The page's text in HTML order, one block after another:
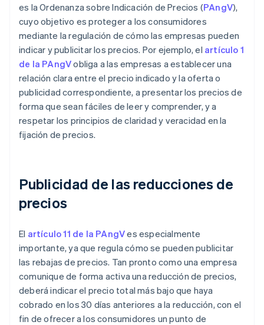
es la Ordenanza sobre Indicación de Precios (PAngV),
cuyo objetivo es proteger a los consumidores
mediante la regulación de cómo las empresas pueden
indicar y publicitar los precios. Por ejemplo, el artículo 1
de la PAngVobliga a las empresas a establecer una
relación clara entre el precio indicado y la oferta o
publicidad correspondiente, a presentar los precios de
forma que sean fáciles de leer y comprender, y a
respetar los principios de claridad y veracidad en la
fijación de precios.
Publicidad de las reducciones de
precios
El artículo 11 de la PAngVes especialmente
importante, ya que regula cómo se pueden publicitar
las rebajas de precios. Tan pronto como una empresa
comunique de forma activa una reducción de precios,
deberá indicar el precio total más bajo que haya
cobrado en los 30 días anteriores a la reducción, con el
fin de ofrecer a los consumidores un punto de